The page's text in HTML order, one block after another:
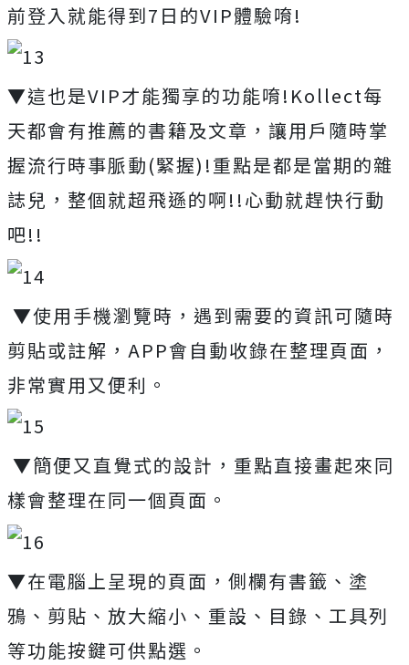
前登入就能得到7日的VIP體驗唷!
▼這也是VIP才能獨享的功能唷!Kollect每
天都會有推薦的書籍及文章，讓用戶隨時掌
握流行時事脈動(緊握)!重點是都是當期的雜
誌兒，整個就超飛遜的啊!!心動就趕快行動
吧!!
▼使用手機瀏覽時，遇到需要的資訊可隨時
剪貼或註解，APP會自動收錄在整理頁面，
非常實用又便利。
▼簡便又直覺式的設計，重點直接畫起來同
樣會整理在同一個頁面。
▼在電腦上呈現的頁面，側欄有書籤、塗
鴉、剪貼、放大縮小、重設、目錄、工具列
等功能按鍵可供點選。